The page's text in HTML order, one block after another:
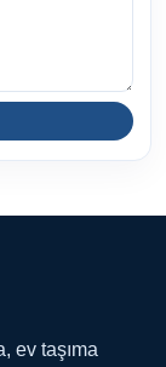
ev taşıma